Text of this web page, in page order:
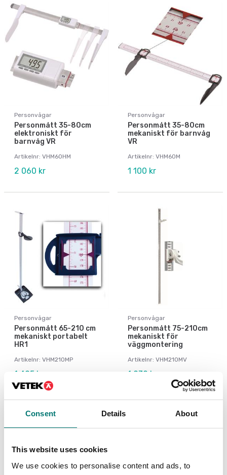
Consent Details About
This website uses cookies
We use cookies to personalise content and ads, to
Personvågar
Personmått 35-80cm
elektroniskt för
barnvåg VR
Artikelnr: VHM60HM
2 060 kr
Personvågar
Personmått 35-80cm
mekaniskt för barnvåg
VR
Artikelnr: VHM60M
1 100 kr
Personvågar
Personmått 65-210 cm
mekaniskt portabelt
HR1
Artikelnr: VHM210MP
1 495 kr
Personvågar
Personmått 75-210cm
mekaniskt för
väggmontering
Artikelnr: VHM210MV
1 030 kr